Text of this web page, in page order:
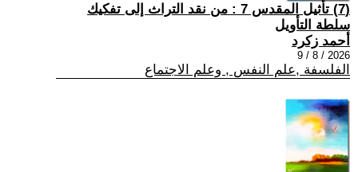
(7) تأثيل المقدس 7 : من نقد التراث إلى تفكيك
سلطة التأويل
أحمد زكرد
2026 / 8 / 9
الفلسفة ,علم النفس , وعلم الاجتماع